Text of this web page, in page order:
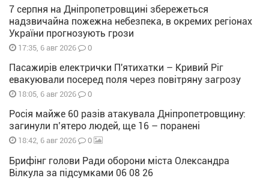
7 серпня на Дніпропетровщині збережеться
надзвичайна пожежна небезпека, в окремих регіонах
України прогнозують грози
17:35, 6 авг 2026 0
Пасажирів електрички П'ятихатки – Кривий Ріг
евакуювали посеред поля через повітряну загрозу
18:05, 6 авг 2026 0
Росія майже 60 разів атакувала Дніпропетровщину:
загинули п’ятеро людей, ще 16 – поранені
18:42, 6 авг 2026 0
Брифінг голови Ради оборони міста Олександра
Вілкула за підсумками 06 08 26